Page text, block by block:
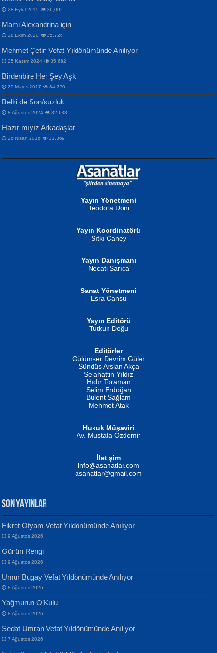
Gazze’nin Şecaati, Ümmetin İmtihanı...
MAHMUT GÜRBÜZ
İbrahim Olmak ve Bitirebilmek...
NURAN KÖSE BAYDAR
İSMAİL OKUTAN
Erkeklerin Kahrolması Ne Demektir
MUSTAFA KELOĞLU
Yarına İz Bırakmak...
ATİLLA ÖZEN
Sultan Olmadan Önce Eyüp...
İdrakimle Üşürken...
Songül Özel
Mahzen...
Ben Deniz Değilim ki...
Evvel Zaman Tanrıçası...
Yılmaz Ekinci
Geceye Söylenen...
Banu Sancak
Defterimden İçeri...
NAZIM HİKMET RAN
Bir Cezaevinde, Tecritteki Adamın
Mektupları...
28 Eylül 2015 36,092
Mami Alexandrina için
28 Ekim 2020 35,726
Mehmet Çetin Vefat Yıldönümünde Anılıyor
25 Kasım 2024 35,682
Birdenbire Her Şey Aşk
25 Mayıs 2017 34,370
Belki de Son/suzluk
8 Ağustos 2024 32,638
Hazır mıyız Arkadaşlar
26 Nisan 2016 31,369
Yayın Yönetmeni
Teodora Doni
Yayın Koordinatörü
Sıtkı Caney
Yayın Danışmanı
Necati Sarıca
Sanat Yönetmeni
Esra Cansu
Yayın Editörü
Tutkun Doğu
Editörler
Gülümser Devrim Güler
Sündüs Arslan Akça
Selahattin Yıldız
Hıdır Toraman
Selim Erdoğan
Bülent Sağlam
Mehmet Atak
Hukuk Müşaviri
Av. Mustafa Özdemir
İletişim
info@asanatlar.com
asanatlar@gmail.com
SON YAYINLAR
Fikret Otyam Vefat Yıldönümünde Anılıyor
9 Ağustos 2026
Günün Rengi
9 Ağustos 2026
Umur Bugay Vefat Yıldönümünde Anılıyor
8 Ağustos 2026
Yağmurun O’Kulu
8 Ağustos 2026
Sedat Umran Vefat Yıldönümünde Anılıyor
7 Ağustos 2026